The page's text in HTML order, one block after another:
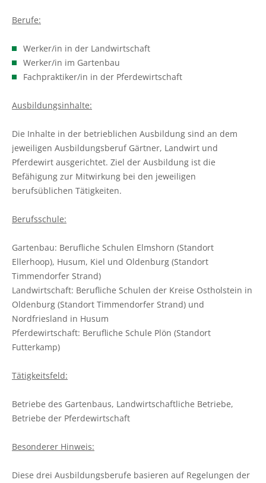
Düngeverordnung
Beratung EG-Wasserrahmenrichtlinie (WRRL)
Pflanzenschutzberatung
Anbauberatung
Grünlandberatung
ELER Grünlandberatung
Innovationsberatung EIP-Förderung
Beratung in der Tierhaltung
Beratung für den ökologischen Landbau
Bau-, Energie- und Technikberatung
Friedhofsgärtnerei
Gemüsebau
Spargelanbau
Obstbau
Haus- und Kleingarten
Thea und Bruno Tietgen Stiftung
Berufe:
Werker/in in der Landwirtschaft
Werker/in im Gartenbau
Fachpraktiker/in in der Pferdewirtschaft
Ausbildungsinhalte:
Die Inhalte in der betrieblichen Ausbildung sind an dem
jeweiligen Ausbildungsberuf Gärtner, Landwirt und
Pferdewirt ausgerichtet. Ziel der Ausbildung ist die
Befähigung zur Mitwirkung bei den jeweiligen
berufsüblichen Tätigkeiten.
Berufsschule:
Gartenbau: Berufliche Schulen Elmshorn (Standort
Ellerhoop), Husum, Kiel und Oldenburg (Standort
Timmendorfer Strand)
Landwirtschaft: Berufliche Schulen der Kreise Ostholstein in
Oldenburg (Standort Timmendorfer Strand) und
Nordfriesland in Husum
Pferdewirtschaft: Berufliche Schule Plön (Standort
Futterkamp)
Tätigkeitsfeld:
Betriebe des Gartenbaus, Landwirtschaftliche Betriebe,
Betriebe der Pferdewirtschaft
Besonderer Hinweis:
Diese drei Ausbildungsberufe basieren auf Regelungen der